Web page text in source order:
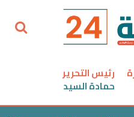
رئيس التحرير
حمادة السيد